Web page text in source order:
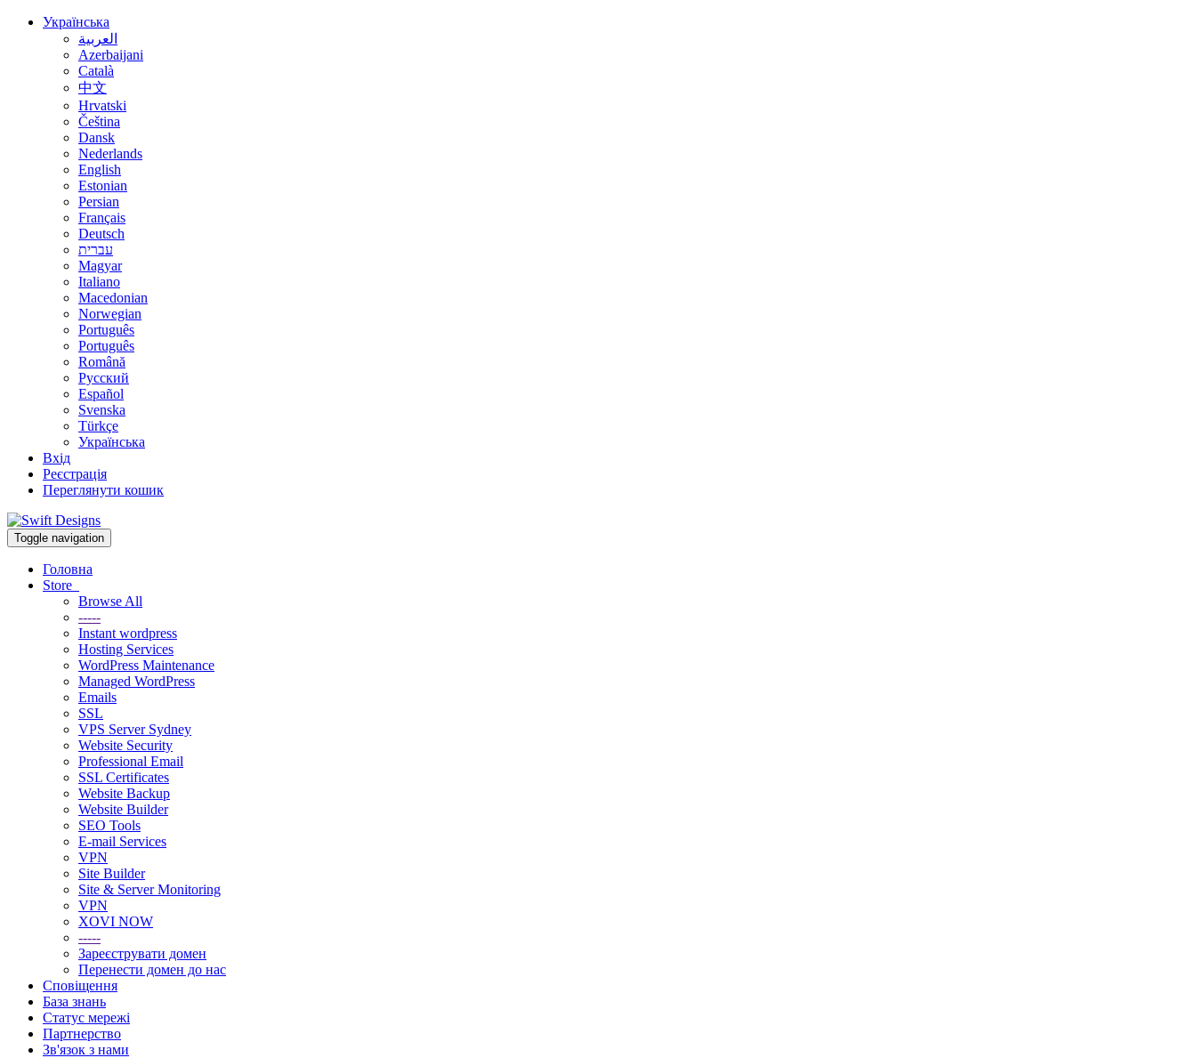
Українська
العربية
Azerbaijani
Català
中文
Hrvatski
Čeština
Dansk
Nederlands
English
Estonian
Persian
Français
Deutsch
עברית
Magyar
Italiano
Macedonian
Norwegian
Português
Português
Română
Русский
Español
Svenska
Türkçe
Українська
Вхід
Реєстрація
Переглянути кошик
Toggle navigation
Головна
Store
Browse All
-----
Instant wordpress
Hosting Services
WordPress Maintenance
Managed WordPress
Emails
SSL
VPS Server Sydney
Website Security
Professional Email
SSL Certificates
Website Backup
Website Builder
SEO Tools
E-mail Services
VPN
Site Builder
Site & Server Monitoring
VPN
XOVI NOW
-----
Зареєструвати домен
Перенести домен до нас
Сповіщення
База знань
Статус мережі
Партнерство
Зв'язок з нами